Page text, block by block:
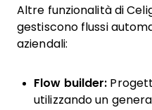
Altre funzionalità di
gestiscono flussi
aziendali:
Flow builder:
utilizzando un